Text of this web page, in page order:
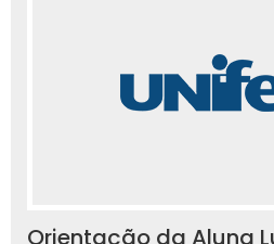
Orientação da Aluna